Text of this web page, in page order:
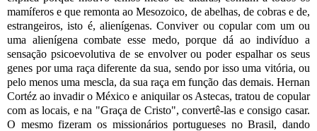
mamíferos e que remonta ao Mesozoico, de abelhas, de cobras e de,
estrangeiros, isto é, alienígenas. Conviver ou copular com um ou
uma alienígena combate esse medo, porque dá ao indivíduo a
sensação psicoevolutiva de se envolver ou poder espalhar os seus
genes por uma raça diferente da sua, sendo por isso uma vitória, ou
pelo menos uma mescla, da sua raça em função das demais. Hernan
Cortéz ao invadir o México e aniquilar os Astecas, tratou de copular
com as locais, e na "Graça de Cristo", convertê-las e consigo casar.
O mesmo fizeram os missionários portugueses no Brasil, dando